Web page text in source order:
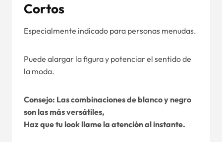
Cortos
Especialmente indicado para personas menudas.
Puede alargar la figura y potenciar el sentido de
la moda.
Consejo: Las combinaciones de blanco y negro
son las más versátiles,
Haz que tu look llame la atención al instante.